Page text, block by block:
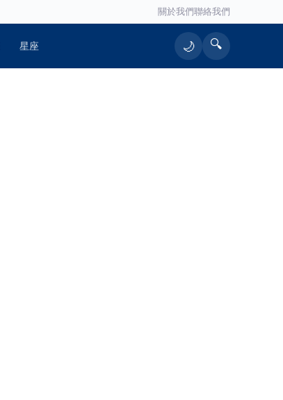
關於我們聯絡我們
星座 🌙 🔍